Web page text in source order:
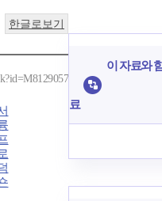
한글로보기
이 자료와
료